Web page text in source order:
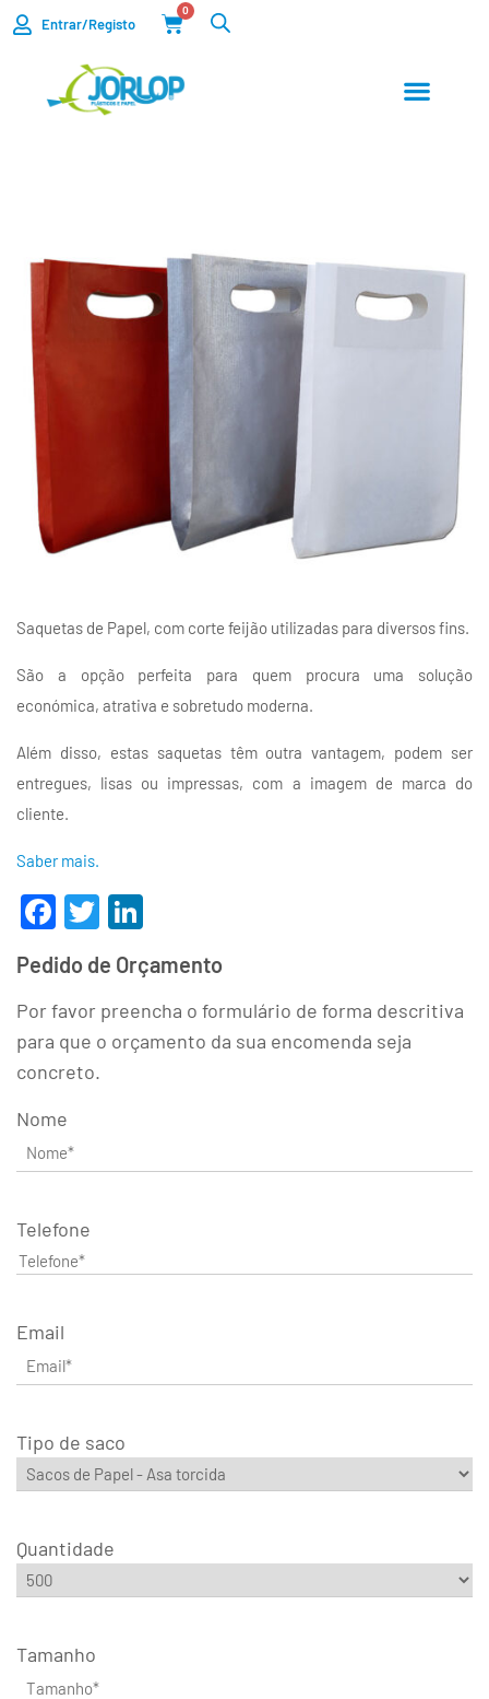
Entrar/Registo
0
Saquetas de Papel, com corte feijão utilizadas para diversos fins.
São a opção perfeita para quem procura uma solução
económica, atrativa e sobretudo moderna.
Além disso, estas saquetas têm outra vantagem, podem ser
entregues, lisas ou impressas, com a imagem de marca do
cliente.
Saber mais.
Facebook
Twitter
Pedido de Orçamento
Por favor preencha o formulário de forma descritiva
para que o orçamento da sua encomenda seja
concreto.
Nome
Telefone
Email
Tipo de saco
Quantidade
Tamanho